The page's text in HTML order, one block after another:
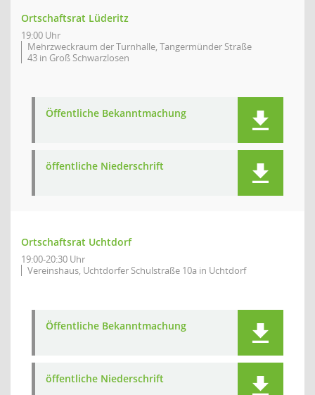
Ortschaftsrat Lüderitz
19:00 Uhr
Mehrzweckraum der Turnhalle, Tangermünder Straße
43 in Groß Schwarzlosen
Öffentliche Bekanntmachung
öffentliche Niederschrift
Ortschaftsrat Uchtdorf
19:00-20:30 Uhr
Vereinshaus, Uchtdorfer Schulstraße 10a in Uchtdorf
Öffentliche Bekanntmachung
öffentliche Niederschrift